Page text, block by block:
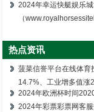
2024年幸运快艇娱乐
（
热点资讯
菠菜信誉平台在线体育
14.7%、工业增多值涨
2024年欧洲杯时间
2024年彩票彩票网客